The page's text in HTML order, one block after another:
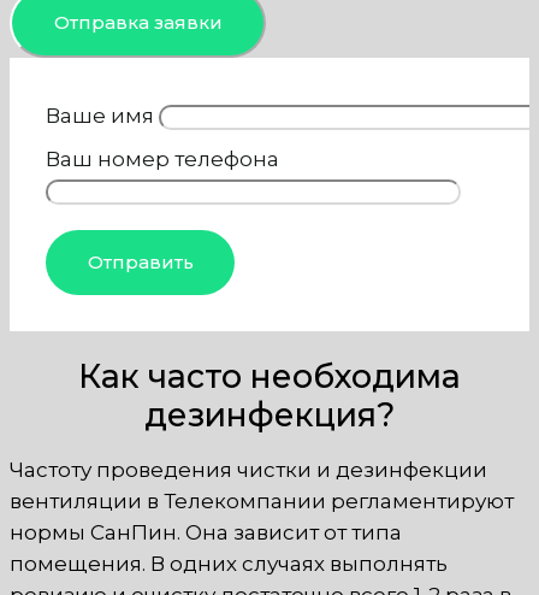
Отправка заявки
Ваше имя
Ваш номер телефона
Как часто необходима
дезинфекция?
Частоту проведения чистки и дезинфекции
вентиляции в Телекомпании регламентируют
нормы СанПин. Она зависит от типа
помещения. В одних случаях выполнять